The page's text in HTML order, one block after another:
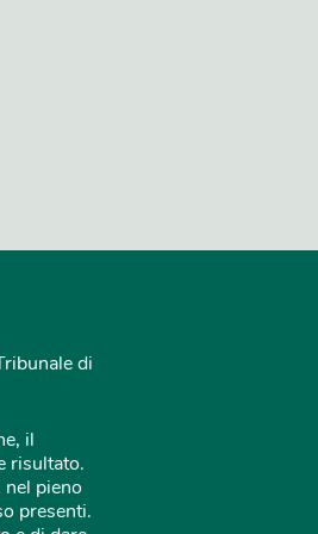
di
il
risultato.
pieno
presenti.